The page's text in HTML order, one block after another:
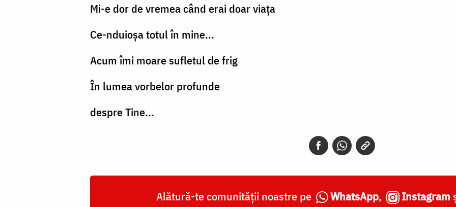
Mi-e dor de vremea când erai doar viața
Ce-nduioșa totul în mine...
Acum îmi moare sufletul de frig
În lumea vorbelor profunde
despre Tine...
Alătură-te comunității noastre pe WhatsApp, Instagram